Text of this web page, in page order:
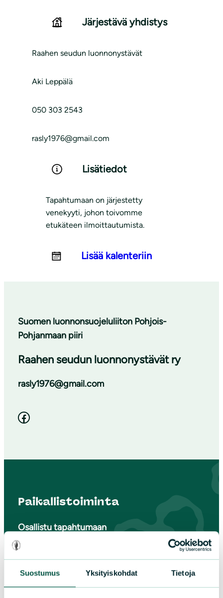
Suostumus Yksityiskohdat Tietoja
Järjestävä yhdistys
Raahen seudun luonnonystävät
Aki Leppälä
050 303 2543
rasly1976@gmail.com
Lisätiedot
Tapahtumaan on järjestetty
venekyyti, johon toivomme
etukäteen ilmoittautumista.
Lisää kalenteriin
Suomen luonnonsuojeluliiton Pohjois-
Pohjanmaan piiri
Raahen seudun luonnonystävät ry
rasly1976@gmail.com
Facebook
Paikallistoiminta
Osallistu tapahtumaan
Tule vapaaehtoiseksi
Piirit ja yhdistykset